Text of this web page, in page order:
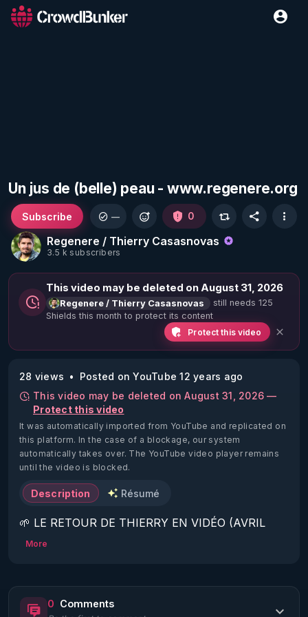
Un jus de (belle) peau - www.regenere.org
Regenere / Thierry Casasnovas
3.5 k subscribers
Subscribe — 0
This video may be deleted on August 31, 2026
Regenere / Thierry Casasnovas
still needs 125
Shields this month to protect its content
Protect this video
28 views
Posted on YouTube 12 years ago
This video may be deleted on August 31, 2026 —
Protect this video
It was automatically imported from YouTube and replicated on
this platform. In the case of a blockage, our system
automatically takes over. The YouTube video player remains
until the video is blocked.
Description Résumé
🌱 LE RETOUR DE THIERRY EN VIDÉO (AVRIL
2022)!
https://www.rgnr.fr/presentation.html
More
0 Comments